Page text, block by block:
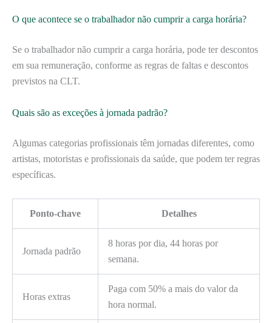
O que acontece se o trabalhador não cumprir a carga horária?
Se o trabalhador não cumprir a carga horária, pode ter descontos
em sua remuneração, conforme as regras de faltas e descontos
previstos na CLT.
Quais são as exceções à jornada padrão?
Algumas categorias profissionais têm jornadas diferentes, como
artistas, motoristas e profissionais da saúde, que podem ter regras
específicas.
Ponto-chave Detalhes
Jornada padrão
8 horas por dia, 44 horas por
semana.
Horas extras
Paga com 50% a mais do valor da
hora normal.